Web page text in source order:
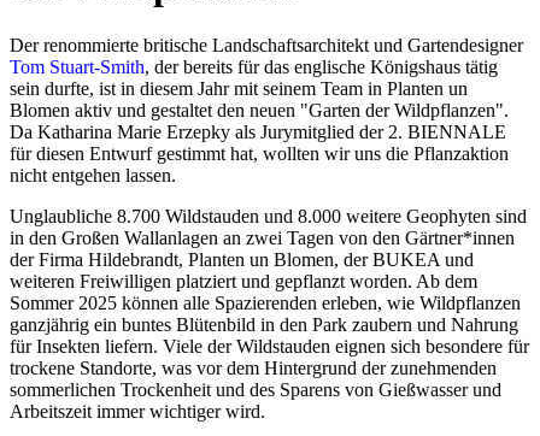
Der renommierte britische Landschaftsarchitekt und Gartendesigner
Tom Stuart-Smith, der bereits für das englische Königshaus tätig
sein durfte, ist in diesem Jahr mit seinem Team in Planten un
Blomen aktiv und gestaltet den neuen "Garten der Wildpflanzen".
Da Katharina Marie Erzepky als Jurymitglied der 2. BIENNALE
für diesen Entwurf gestimmt hat, wollten wir uns die Pflanzaktion
nicht entgehen lassen.
Unglaubliche 8.700 Wildstauden und 8.000 weitere Geophyten sind
in den Großen Wallanlagen an zwei Tagen von den Gärtner*innen
der Firma Hildebrandt, Planten un Blomen, der BUKEA und
weiteren Freiwilligen platziert und gepflanzt worden. Ab dem
Sommer 2025 können alle Spazierenden erleben, wie Wildpflanzen
ganzjährig ein buntes Blütenbild in den Park zaubern und Nahrung
für Insekten liefern. Viele der Wildstauden eignen sich besondere für
trockene Standorte, was vor dem Hintergrund der zunehmenden
sommerlichen Trockenheit und des Sparens von Gießwasser und
Arbeitszeit immer wichtiger wird.